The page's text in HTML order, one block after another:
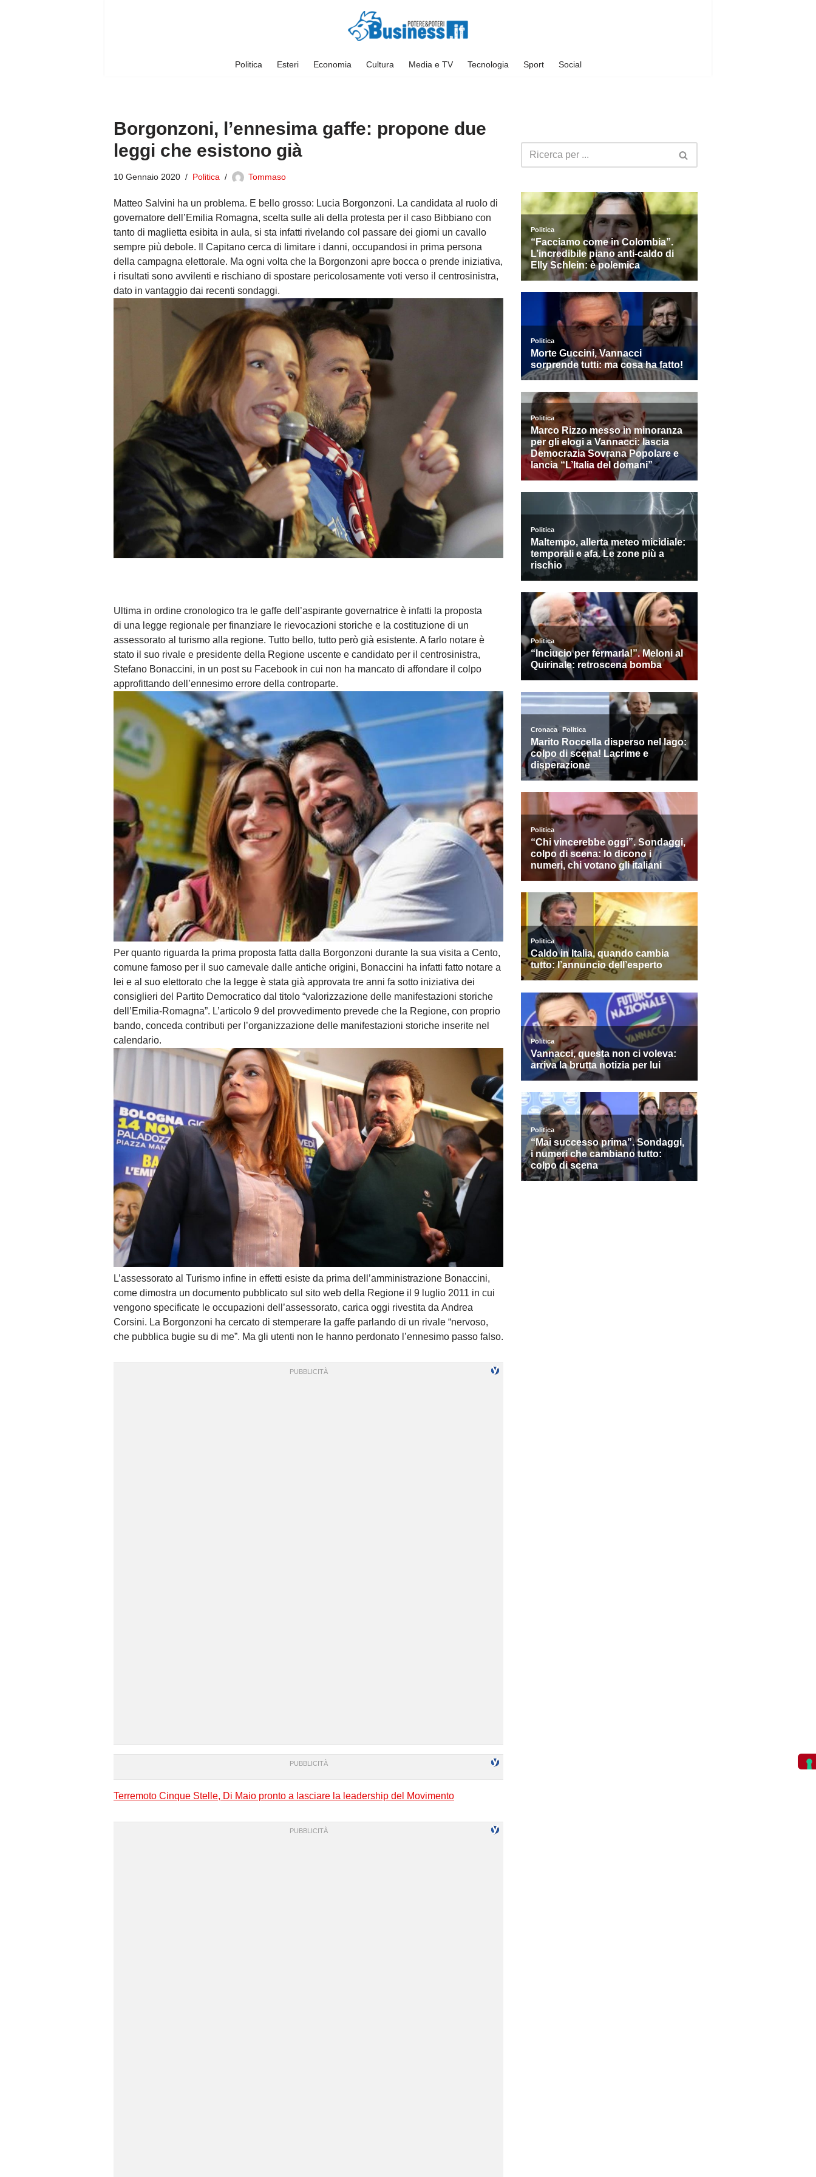
Politica Esteri Economia Cultura Media e TV Tecnologia Sport Social
Borgonzoni, l’ennesima gaffe: propone due
leggi che esistono già
10 Gennaio 2020 Politica Tommaso
Matteo Salvini ha un problema. E bello grosso: Lucia Borgonzoni. La candidata al ruolo di
governatore dell’Emilia Romagna, scelta sulle ali della protesta per il caso Bibbiano con
tanto di maglietta esibita in aula, si sta infatti rivelando col passare dei giorni un cavallo
sempre più debole. Il Capitano cerca di limitare i danni, occupandosi in prima persona
della campagna elettorale. Ma ogni volta che la Borgonzoni apre bocca o prende iniziativa,
i risultati sono avvilenti e rischiano di spostare pericolosamente voti verso il centrosinistra,
dato in vantaggio dai recenti sondaggi.
Ultima in ordine cronologico tra le gaffe dell’aspirante governatrice è infatti la proposta
di una legge regionale per finanziare le rievocazioni storiche e la costituzione di un
assessorato al turismo alla regione. Tutto bello, tutto però già esistente. A farlo notare è
stato il suo rivale e presidente della Regione uscente e candidato per il centrosinistra,
Stefano Bonaccini, in un post su Facebook in cui non ha mancato di affondare il colpo
approfittando dell’ennesimo errore della controparte.
Per quanto riguarda la prima proposta fatta dalla Borgonzoni durante la sua visita a Cento,
comune famoso per il suo carnevale dalle antiche origini, Bonaccini ha infatti fatto notare a
lei e al suo elettorato che la legge è stata già approvata tre anni fa sotto iniziativa dei
consiglieri del Partito Democratico dal titolo “valorizzazione delle manifestazioni storiche
dell’Emilia-Romagna”. L’articolo 9 del provvedimento prevede che la Regione, con proprio
bando, conceda contributi per l’organizzazione delle manifestazioni storiche inserite nel
calendario.
L’assessorato al Turismo infine in effetti esiste da prima dell’amministrazione Bonaccini,
come dimostra un documento pubblicato sul sito web della Regione il 9 luglio 2011 in cui
vengono specificate le occupazioni dell’assessorato, carica oggi rivestita da Andrea
Corsini. La Borgonzoni ha cercato di stemperare la gaffe parlando di un rivale “nervoso,
che pubblica bugie su di me”. Ma gli utenti non le hanno perdonato l’ennesimo passo falso.
Terremoto Cinque Stelle, Di Maio pronto a lasciare la leadership del Movimento